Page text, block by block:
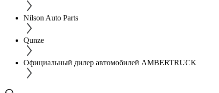
Nilson Auto Parts
Qunze
Официальный дилер автомобилей AMBERTRUCK